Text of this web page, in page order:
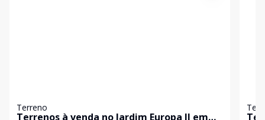
Terreno
Terrenos à venda no Jardim Europa II em